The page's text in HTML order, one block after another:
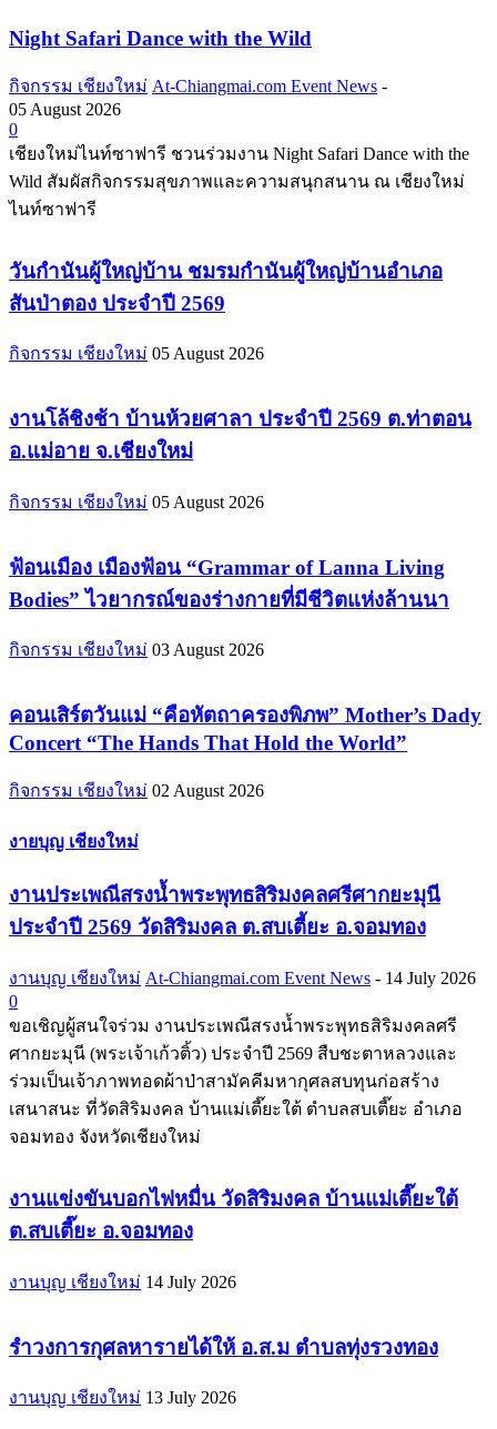
Night Safari Dance with the Wild
กิจกรรม เชียงใหม่ At-Chiangmai.com Event News -
05 August 2026
0
เชียงใหม่ไนท์ซาฟารี ชวนร่วมงาน Night Safari Dance with the
Wild สัมผัสกิจกรรมสุขภาพและความสนุกสนาน ณ เชียงใหม่
ไนท์ซาฟารี
วันกำนันผู้ใหญ่บ้าน ชมรมกำนันผู้ใหญ่บ้านอำเภอ
สันป่าตอง ประจำปี 2569
กิจกรรม เชียงใหม่ 05 August 2026
งานโล้ชิงช้า บ้านห้วยศาลา ประจำปี 2569 ต.ท่าตอน
อ.แม่อาย จ.เชียงใหม่
กิจกรรม เชียงใหม่ 05 August 2026
ฟ้อนเมือง เมืองฟ้อน “Grammar of Lanna Living
Bodies” ไวยากรณ์ของร่างกายที่มีชีวิตแห่งล้านนา
กิจกรรม เชียงใหม่ 03 August 2026
คอนเสิร์ตวันแม่ “คือหัตถาครองพิภพ” Mother’s Dady
Concert “The Hands That Hold the World”
กิจกรรม เชียงใหม่ 02 August 2026
งายบุญ เชียงใหม่
งานประเพณีสรงน้ำพระพุทธสิริมงคลศรีศากยะมุนี
ประจำปี 2569 วัดสิริมงคล ต.สบเตี้ยะ อ.จอมทอง
งานบุญ เชียงใหม่ At-Chiangmai.com Event News - 14 July 2026
0
ขอเชิญผู้สนใจร่วม งานประเพณีสรงน้ำพระพุทธสิริมงคลศรี
ศากยะมุนี (พระเจ้าเก้วติ้ว) ประจำปี 2569 สืบชะตาหลวงและ
ร่วมเป็นเจ้าภาพทอดผ้าป่าสามัคคีมหากุศลสบทุนก่อสร้าง
เสนาสนะ ที่วัดสิริมงคล บ้านแม่เตี๊ยะใต้ ตำบลสบเตี๊ยะ อำเภอ
จอมทอง จังหวัดเชียงใหม่
งานแข่งขันบอกไฟหมื่น วัดสิริมงคล บ้านแม่เตี๊ยะใต้
ต.สบเตี๊ยะ อ.จอมทอง
งานบุญ เชียงใหม่ 14 July 2026
รำวงการกุศลหารายได้ให้ อ.ส.ม ตำบลทุ่งรวงทอง
งานบุญ เชียงใหม่ 13 July 2026